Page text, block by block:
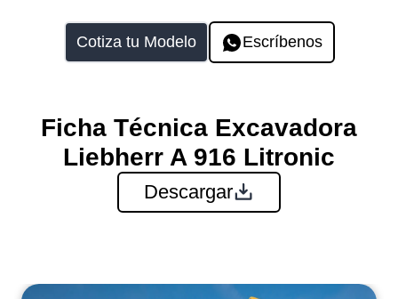
Cotiza tu Modelo Escríbenos
Ficha Técnica Excavadora
Liebherr A 916 Litronic
Descargar